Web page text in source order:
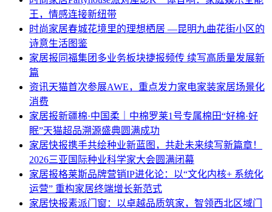
王，情感连接新纽带
时尚家居春城花境里的理想栖居 —昆明九曲花街小区的
诗意生活图鉴
家居报 同福集团多业务板块捷报频传 续写高质量发展新
篇
资讯天猫首次参展AWE，重点发力家电家装家居场景化
消费
家居报新疆棉·中国柔｜中棉罗莱1号专属棉田“好棉·好
眠”天猫超品溯源盛典圆满成功
家居快报携手共绘种业新蓝图，共赴未来续写新篇章！
2026三亚国际种业科学家大会圆满闭幕
家居报格莱斯品牌营销IP进化论：以“文化内核+ 系统化
运营” 重构家居终端增长新范式
家居快报素派门窗：以卓越品质筑家，智领西北区域门